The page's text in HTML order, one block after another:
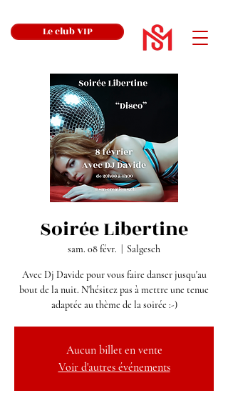
Le club VIP
Soirée Libertine
sam. 08 févr. Salgesch
Avec Dj Davide pour vous faire danser jusqu'au
bout de la nuit. N'hésitez pas à mettre une tenue
adaptée au thème de la soirée :-)
Aucun billet en vente
Voir d'autres événements